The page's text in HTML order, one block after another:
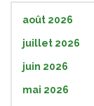
août 2026
juillet 2026
juin 2026
mai 2026